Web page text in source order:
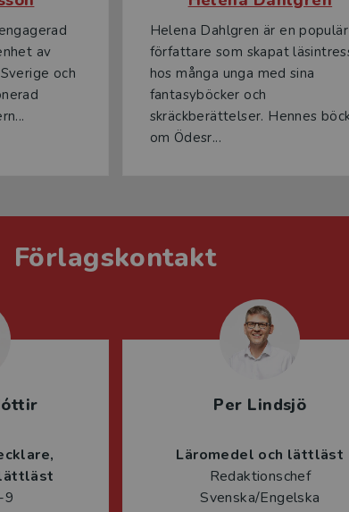
stöd för att lyckas. Originalversionen av
utmaning. Originalversionen finns
av
och
Helena Dahlgren är en populär
författare som skapat
hos många unga med sina
fantasyböcker och
skräckberättelser. Hennes
om Ödesr...
Förlagskontakt
9
Per Lindsjö
Läromedel och lättläst
Redaktionschef
Svenska/Engelska